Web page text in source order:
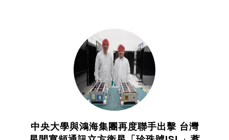
中央大學與鴻海集團再度聯手出擊 台灣